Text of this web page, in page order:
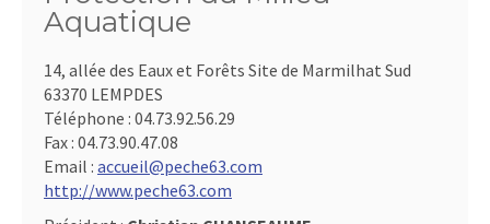
Aquatique
14, allée des Eaux et Forêts Site de Marmilhat Sud
63370 LEMPDES
Téléphone : 04.73.92.56.29
Fax : 04.73.90.47.08
Email : accueil@peche63.com
http://www.peche63.com